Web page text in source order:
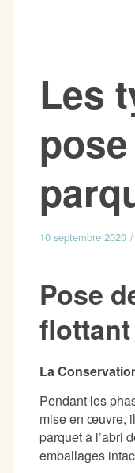
Les
10 septembre 2020 /
Pose
flottant
La
Pendant les
mise en œuvre,
parquet à l’abri
emballages